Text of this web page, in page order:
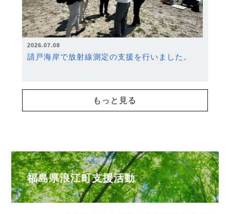
2026.07.08
請戸海岸で放射線測定の支援を行いました。
もっと見る
福島県浪江町支援活動